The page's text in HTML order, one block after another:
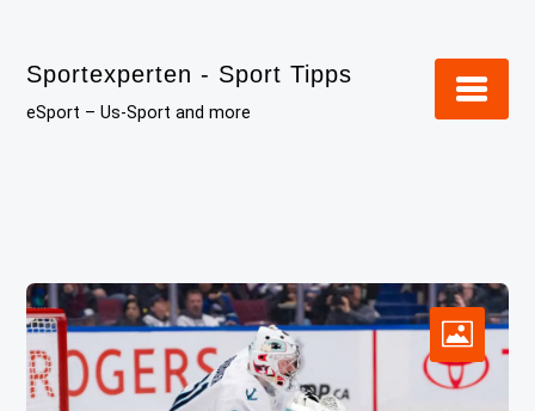
content
Sportexperten - Sport Tipps
eSport – Us-Sport and more